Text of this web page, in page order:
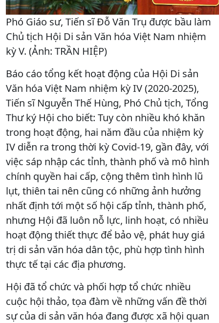
Phó Giáo sư, Tiến sĩ Đỗ Văn Trụ được bầu làm
Chủ tịch Hội Di sản Văn hóa Việt Nam nhiệm
kỳ V. (Ảnh: TRẦN HIỆP)
Báo cáo tổng kết hoạt động của Hội Di sản
Văn hóa Việt Nam nhiệm kỳ IV (2020-2025),
Tiến sĩ Nguyễn Thế Hùng, Phó Chủ tịch, Tổng
Thư ký Hội cho biết: Tuy còn nhiều khó khăn
trong hoạt động, hai năm đầu của nhiệm kỳ
IV diễn ra trong thời kỳ Covid-19, gần đây, với
việc sáp nhập các tỉnh, thành phố và mô hình
chính quyền hai cấp, cộng thêm tình hình lũ
lụt, thiên tai nên cũng có những ảnh hưởng
nhất định tới một số hội cấp tỉnh, thành phố,
nhưng Hội đã luôn nỗ lực, linh hoạt, có nhiều
hoạt động thiết thực để bảo vệ, phát huy giá
trị di sản văn hóa dân tộc, phù hợp tình hình
thực tế tại các địa phương.
Hội đã tổ chức và phối hợp tổ chức nhiều
cuộc hội thảo, tọa đàm về những vấn đề thời
sự của di sản văn hóa đang được xã hội quan